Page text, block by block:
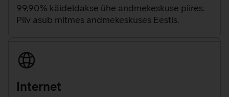
99,90% käideldakse ühe andmekeskuse piires.
Pilv asub mitmes andmekeskuses Eestis.
Internet